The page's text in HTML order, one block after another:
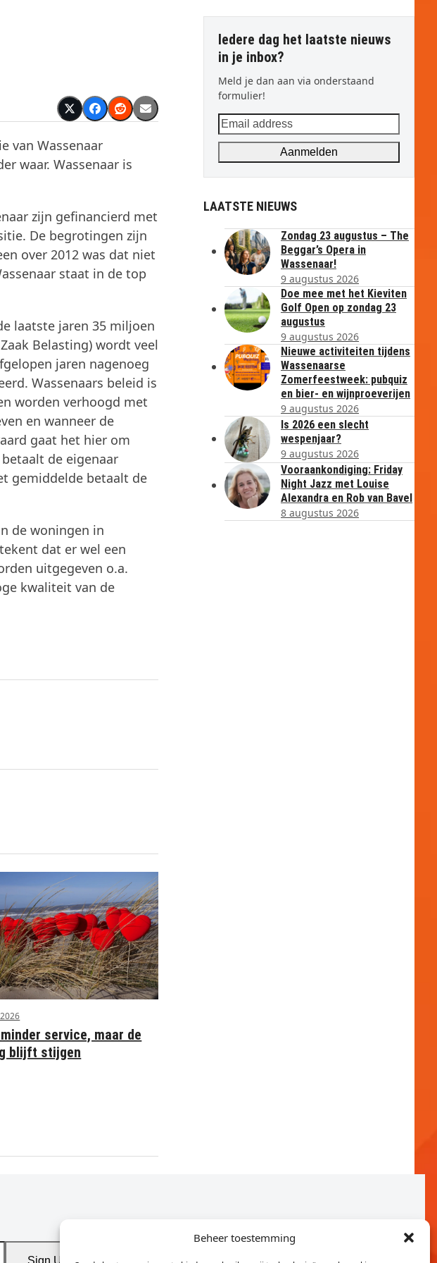
Beheer toestemming
van Wassenaar
waar. Wassenaar is
zijn gefinancierd met
De begrotingen zijn
over 2012 was dat niet
staat in de top
laatste jaren 35 miljoen
Belasting) wordt veel
jaren nagenoeg
Wassenaars beleid is
worden verhoogd met
en wanneer de
gaat het hier om
de eigenaar
gemiddelde betaalt de
de woningen in
dat er wel een
uitgegeven o.a.
kwaliteit van de
service, maar de
blijft stijgen
Iedere dag het laatste nieuws
in je inbox?
Meld je dan aan via onderstaand
formulier!
Email
address
Aanmelden
LAATSTE NIEUWS
Zondag 23 augustus – The
Beggar’s Opera in
Wassenaar!
9 augustus 2026
Doe mee met het Kieviten
Golf Open op zondag 23
augustus
9 augustus 2026
Nieuwe activiteiten tijdens
Wassenaarse
Zomerfeestweek: pubquiz
en bier- en wijnproeverijen
9 augustus 2026
Is 2026 een slecht
wespenjaar?
9 augustus 2026
Vooraankondiging: Friday
Night Jazz met Louise
Alexandra en Rob van Bavel
8 augustus 2026